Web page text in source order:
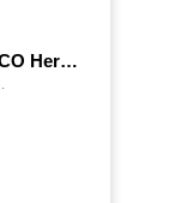
Exploring UNESCO Heritage - Teide